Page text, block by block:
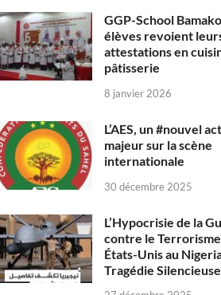
GGP-School
élèves revoient
attestations en
pâtisserie
8 janvier 2026
L’AES, un #nouvel
majeur sur la scène
internationale
30 décembre 2025
L’Hypocrisie de la
contre le Terrorisme
États-Unis au
Tragédie Silencieuse.